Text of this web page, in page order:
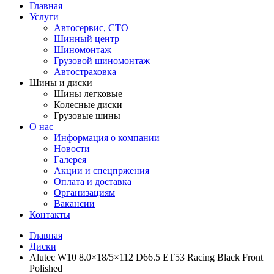
Главная
Услуги
Автосервис, СТО
Шинный центр
Шиномонтаж
Грузовой шиномонтаж
Автостраховка
Шины и диски
Шины легковые
Колесные диски
Грузовые шины
О нас
Информация о компании
Новости
Галерея
Акции и спецпржения
Оплата и доставка
Организациям
Вакансии
Контакты
Главная
Диски
Alutec W10 8.0×18/5×112 D66.5 ET53 Racing Black Front
Polished